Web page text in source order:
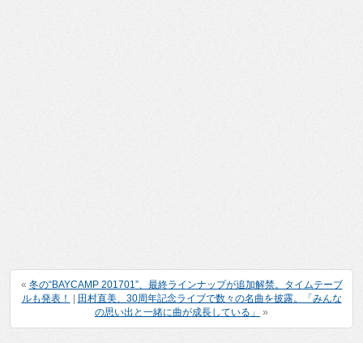
« 冬の“BAYCAMP 201701”、最終ラインナップが追加解禁。タイムテーブ
ルも発表！
田村直美、30周年記念ライブで数々の名曲を披露。「みんな
の思い出と一緒に曲が成長している」
»